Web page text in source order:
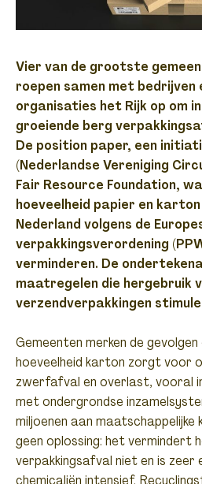
Vier van de grootste
roepen samen met bedrijven
organisaties het Rijk op om
groeiende berg
De position paper, een
(Nederlandse Vereniging
Fair Resource Foundation,
hoeveelheid papier en
Nederland volgens de
verpakkingsverordening
verminderen. De
maatregelen die hergebruik
verzendverpakkingen
Gemeenten merken de
hoeveelheid karton zorgt voor
zwerfafval en overlast, vooral
met ondergrondse
miljoenen aan maatschappelijke
geen oplossing: het vermindert
verpakkingsafval niet en is zeer
chemicaliën intensief.